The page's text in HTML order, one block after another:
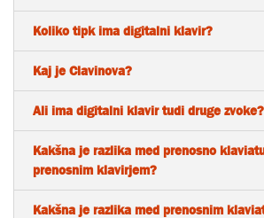
Koliko tipk ima digitalni klavir?
Kaj je Clavinova?
Ali ima digitalni klavir tudi druge zvoke?
Kakšna je razlika med prenosno
prenosnim klavirjem?
Kakšna je razlika med prenosnim